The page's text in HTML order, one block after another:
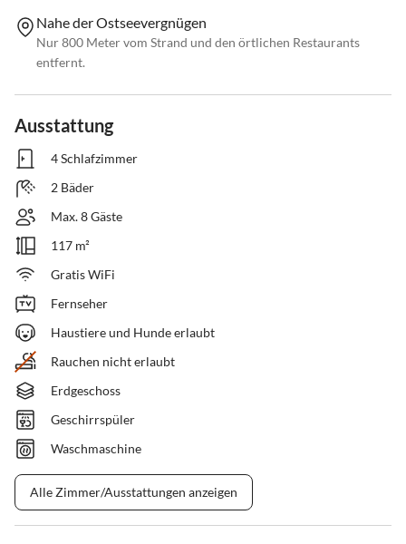
Nahe der Ostseevergnügen
Nur 800 Meter vom Strand und den örtlichen Restaurants
entfernt.
Ausstattung
4 Schlafzimmer
2 Bäder
Max. 8 Gäste
117 m²
Gratis WiFi
Fernseher
Haustiere und Hunde erlaubt
Rauchen nicht erlaubt
Erdgeschoss
Geschirrspüler
Waschmaschine
Alle Zimmer/Ausstattungen anzeigen